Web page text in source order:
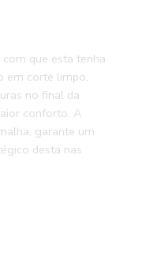
que esta tenha
em corte limpo,
no final da
conforto. A
garante um
desta nas